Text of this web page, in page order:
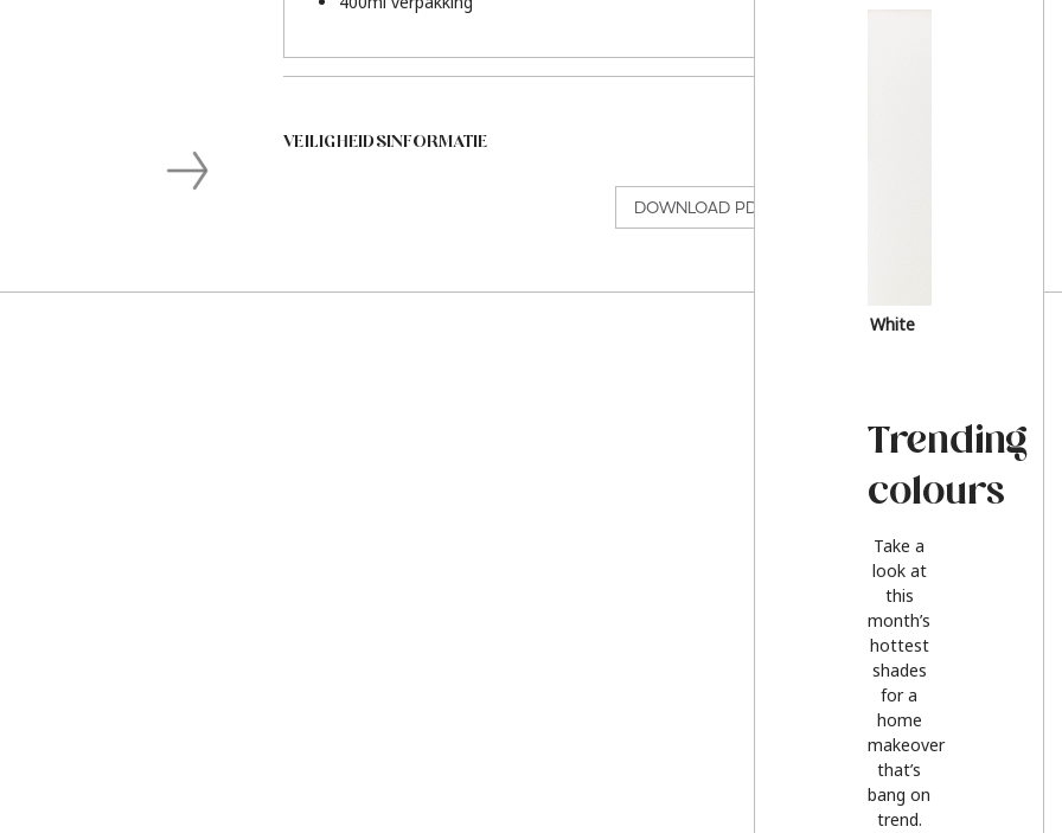
White
Trending
colours
Take a
look at
this
month’s
hottest
shades
for a
home
makeover
that’s
bang on
trend.
VEILIGHEIDSINFORMATIE
DOWNLOAD PDF